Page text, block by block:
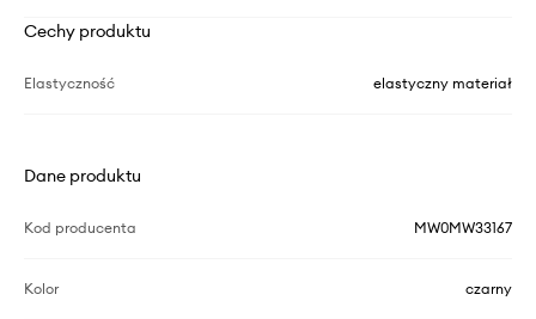
Cechy produktu
Elastyczność elastyczny materiał
Dane produktu
Kod producenta MW0MW33167
Kolor czarny